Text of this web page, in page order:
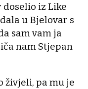
doselio iz Like
u Bjelovar s
sam vam ja
nam Stjepan
živjeli, pa mu je